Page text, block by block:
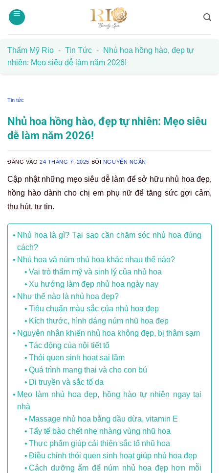
qua
Thẩm Mỹ Rio - Tin Tức -
Nhủ hoa hồng hào, đẹp tự
nhiên: Mẹo siêu dễ làm năm 2026!
Tin tức
Nhủ hoa hồng hào, đẹp tự nhiên: Mẹo siêu
dễ làm năm 2026!
ĐĂNG VÀO24 THÁNG 7, 2025 BỞI NGUYỄN NGÂN
Cập nhật những mẹo siêu dễ làm để sở hữu nhủ hoa đẹp,
hồng hào dành cho chị em phụ nữ để tăng sức gợi cảm,
thu hút, tự tin.
Nhủ hoa là gì? Tại sao cần chăm sóc nhủ hoa đúng
cách?
Nhủ hoa và núm nhủ hoa khác nhau thế nào?
Vai trò thẩm mỹ và sinh lý của nhủ hoa
Xu hướng làm đẹp nhủ hoa ngày nay
Như thế nào là nhủ hoa đẹp?
Tiêu chuẩn màu sắc của nhủ hoa đẹp
Kích thước, hình dáng núm nhũ hoa đẹp
Nguyên nhân khiến nhủ hoa không đẹp, bị thâm sạm
Tác động của nội tiết tố
Thói quen sinh hoạt sai lầm
Quá trình mang thai và cho con bú
Di truyền và sắc tố da
Mẹo làm nhủ hoa đẹp, hồng hào tự nhiên ngay tại
nhà
Massage nhủ hoa bằng dầu dừa, vitamin E
Tẩy tế bào chết nhẹ nhàng vùng nhũ hoa
Thực phẩm giúp cải thiện sắc tố nhũ hoa
Điều chỉnh thói quen sinh hoạt giúp nhủ hoa đẹp
Cách dưỡng ẩm để núm nhủ hoa đẹp hơn mỗi